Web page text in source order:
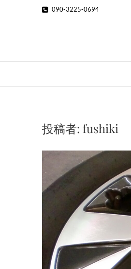
090-3225-0694
投稿者: fushiki